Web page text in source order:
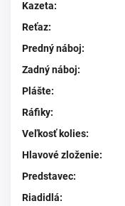
Kazeta:
Reťaz:
Predný náboj:
Zadný náboj:
Plášte:
Ráfiky:
Veľkosť kolies:
Hlavové zloženie:
Predstavec:
Riadidlá: